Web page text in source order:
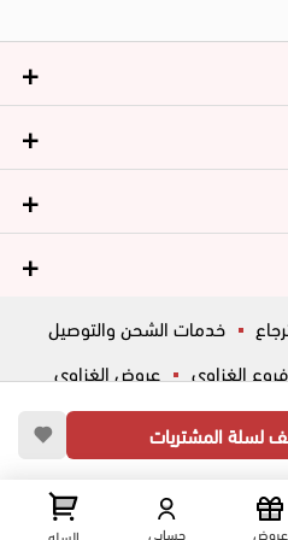
لسلة المشتريات
خدمات الشحن والتوصيل
فروع الغزاوي
عروض الغزاوي
ڤاليو أسئلة شائعة
مصر عرض علي الخريطه عروض حسابي السله